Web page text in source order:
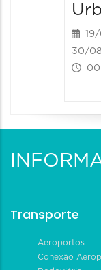
30/
Transporte
Aeroportos
Conexão